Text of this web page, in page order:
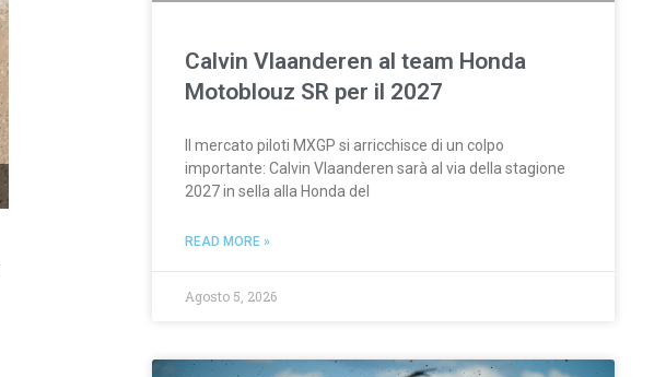
Calvin Vlaanderen al team Honda
Motoblouz SR per il 2027
Il mercato piloti MXGP si arricchisce di un colpo
importante: Calvin Vlaanderen sarà al via della stagione
2027 in sella alla Honda del
READ MORE »
Agosto 5, 2026